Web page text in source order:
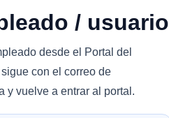
/ usuario
desde el Portal del
sigue con el correo de
y vuelve a entrar al portal.